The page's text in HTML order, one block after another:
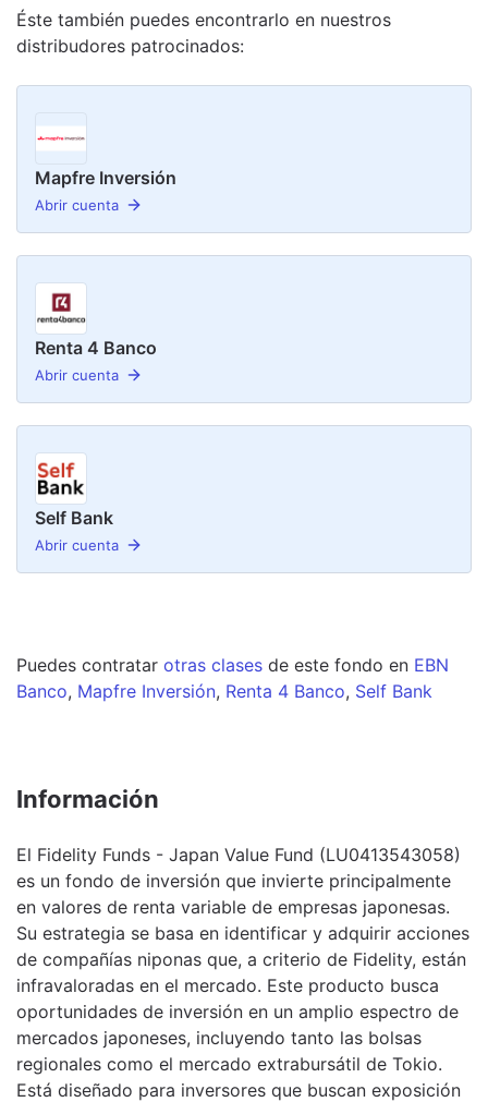
Éste también puedes encontrarlo en nuestros
distribudores patrocinados:
Mapfre Inversión
Abrir cuenta
Renta 4 Banco
Abrir cuenta
Self Bank
Abrir cuenta
Puedes contratar otras clases de este fondo en EBN
Banco, Mapfre Inversión, Renta 4 Banco, Self Bank
Información
El Fidelity Funds - Japan Value Fund (LU0413543058)
es un fondo de inversión que invierte principalmente
en valores de renta variable de empresas japonesas.
Su estrategia se basa en identificar y adquirir acciones
de compañías niponas que, a criterio de Fidelity, están
infravaloradas en el mercado. Este producto busca
oportunidades de inversión en un amplio espectro de
mercados japoneses, incluyendo tanto las bolsas
regionales como el mercado extrabursátil de Tokio.
Está diseñado para inversores que buscan exposición